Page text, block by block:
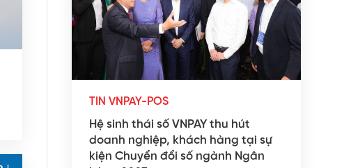
TIN VNPAY-POS
Hệ sinh thái số VNPAY thu hút
doanh nghiệp, khách hàng tại sự
kiện Chuyển đổi số ngành Ngân